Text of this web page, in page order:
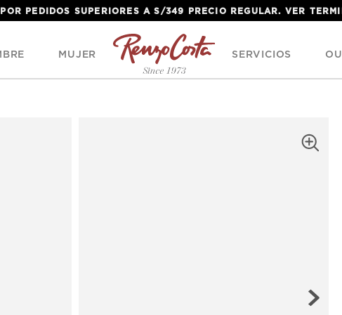
PEDIDOS SUPERIORES A S/349 PRECIO REGULAR. VER
MUJER SERVICIOS